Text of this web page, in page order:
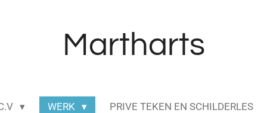
Martharts
WERK PRIVE TEKEN EN SCHILDERLES